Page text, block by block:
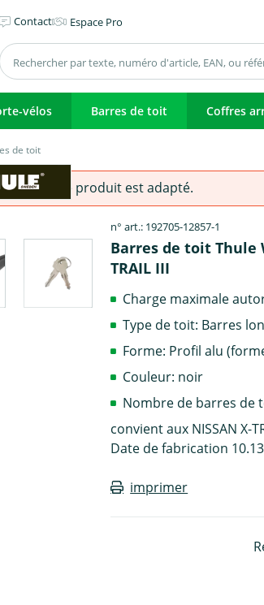
Contact Espace Pro
vélos Barres de toit Coffres
de toit
que le produit est adapté.
n° art.: 192705-12857-1
Barres de toit Thule
TRAIL III
Charge maximale
Type de toit: Barres
Forme: Profil alu
Couleur: noir
Nombre de barres de
convient aux NISSAN X-
Date de fabrication
imprimer